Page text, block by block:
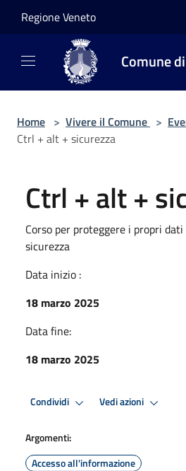
Regione Veneto
Comune
Home > Vivere il Comune >
Ctrl + alt + sicurezza
Ctrl + alt +
Corso per proteggere i propri
sicurezza
Data inizio :
18 marzo 2025
Data fine:
18 marzo 2025
Condividi Vedi azioni
Argomenti:
Accesso all'informazione